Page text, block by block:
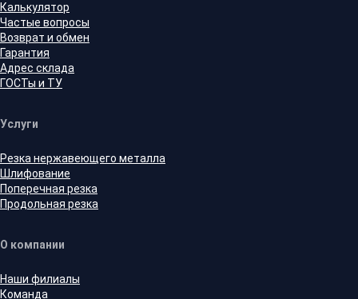
Калькулятор
Частые вопросы
Возврат и обмен
Гарантия
Адрес склада
ГОСТы и ТУ
Услуги
Резка нержавеющего металла
Шлифование
Поперечная резка
Продольная резка
О компании
Наши филиалы
Команда